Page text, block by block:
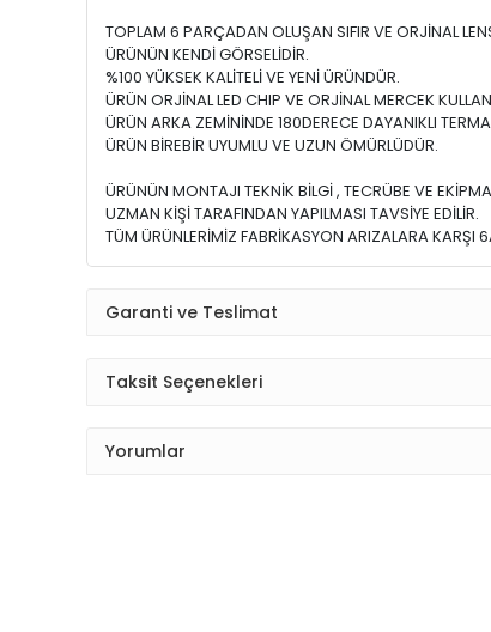
TOPLAM 6 PARÇADAN OLUŞAN SIFIR VE ORJİNAL
ÜRÜNÜN KENDİ GÖRSELİDİR.
%100 YÜKSEK KALİTELİ VE YENİ ÜRÜNDÜR.
ÜRÜN ORJİNAL LED CHIP VE ORJİNAL MERCEK
ÜRÜN ARKA ZEMİNİNDE 180DERECE DAYANIKLI
ÜRÜN BİREBİR UYUMLU VE UZUN ÖMÜRLÜDÜR.
ÜRÜNÜN MONTAJI TEKNİK BİLGİ , TECRÜBE VE
UZMAN KİŞİ TARAFINDAN YAPILMASI TAVSİYE EDİLİR.
TÜM ÜRÜNLERİMİZ FABRİKASYON ARIZALARA KARŞI
Garanti ve Teslimat
Taksit Seçenekleri
Yorumlar